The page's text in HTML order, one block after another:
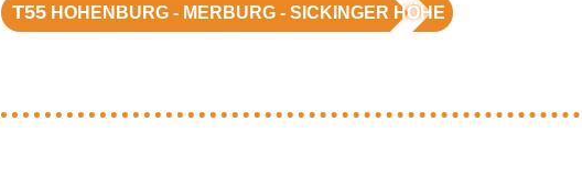
T55 HOHENBURG - MERBURG - SICKINGER HÖHE